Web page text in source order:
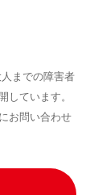
までの障害者
しています。
お問い合わせ